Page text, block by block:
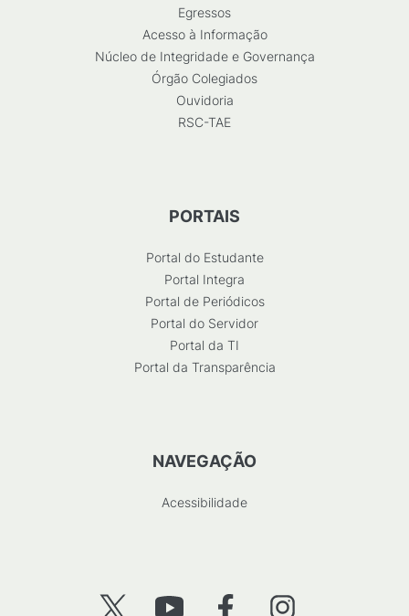
Egressos
Acesso à Informação
Núcleo de Integridade e Governança
Órgão Colegiados
Ouvidoria
RSC-TAE
PORTAIS
Portal do Estudante
Portal Integra
Portal de Periódicos
Portal do Servidor
Portal da TI
Portal da Transparência
NAVEGAÇÃO
Acessibilidade